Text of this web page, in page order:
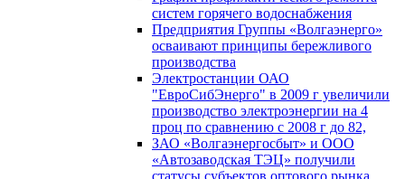
систем горячего водоснабжения
Предприятия Группы «Волгаэнерго»
осваивают принципы бережливого
производства
Электростанции ОАО
"ЕвроСибЭнерго" в 2009 г увеличили
производство электроэнергии на 4
проц по сравнению с 2008 г до 82,
ЗАО «Волгаэнергосбыт» и ООО
«Автозаводская ТЭЦ» получили